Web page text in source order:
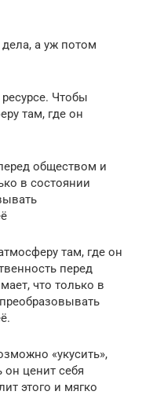
а уж потом
Чтобы
там, где он
обществом и
в состоянии
там, где он
перед
что только в
«укусить»,
он ценит себя
этого и мягко